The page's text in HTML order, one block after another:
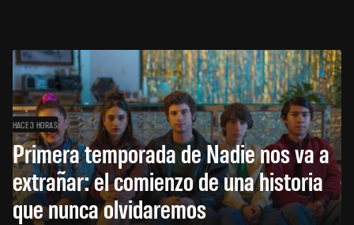
HACE 3 HORAS
Primera temporada de Nadie nos va a
extrañar: el comienzo de una historia
que nunca olvidaremos